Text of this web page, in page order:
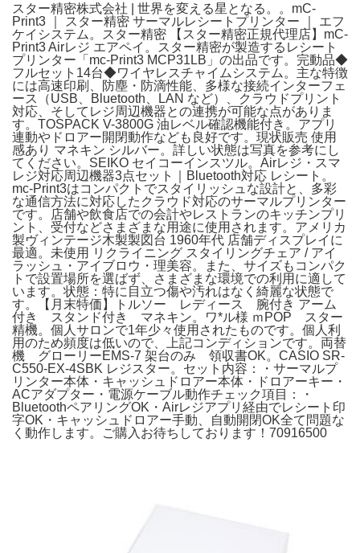
スター精密株式会社 | 世界を変える星となる。。mC-
Print3 ｜ スター精密 サーマルレシートプリンター ｜ エフ
ケイシステム。スター精密 【スター精密正規代理店】mC-
Print3 Airレジ エアペイ。スター精密が製造するレシート
プリンター「mc-Print3 MCP31LB」の出品です。完動品◆
フルセット14台◆ワイヤレスチャイムシステム。主な特徴
には高速印刷、防塵・防滴性能、多様な接続インターフェ
ース（USB、Bluetooth、LAN など）、クラウドプリント
対応、そしてレジ周辺機器との連携が可能な点がありま
す。TOSPACK V-3800G 油レベル確認機能付き。アプリ
連動やドロアー開閉動作なども良好です。現状販売 使用
感あり マネキン シルバー。詳しい状態は写真を参考にし
てください。SEIKO セイコーインスツル。Airレジ・スマ
レジ対応周辺機器3点セット｜Bluetooth対応 レシート。
mc-Print3はコンパクトでスタイリッシュな設計と、多彩
な通信方法に対応したクラウド対応のサーマルプリンター
です。店舗や飲食店での会計やレストランのキッチンプリ
ント、受付などさまざまな用途に使用されます。アメリカ
製ヴィンテージ木製製図台 1960年代 店舗ディスプレイに
最適。未使用 リクライニング スタイリングチェア / アイ
ラッシュ・アイブロウ・理美容。また、サイズもコンパク
トで設置場所を選ばず、さまざまな環境での利用に適して
います。状態：特に目立つ傷や汚れはなく綺麗な状態で
す。【月末特価】トルソー レディース 腕付き アーム
付き スタンド付き マネキン。ワ*ル様 ｍPOP スター
精機。個人サロンで1年少々使用されたものです。個人利
用のため頻度は低いので、上記コンディションです。両替
機 グローリーEMS-7 架台のみ 領収書OK。CASIO SR-
C550-EX-4SBK レジスター。セット内容：・サーマルプ
リンター本体・キャッシュドロアー本体・ドロアーキー・
ACアダプター・電源ケーブル動作チェック項目：・
BluetoothペアリングOK・Airレジアプリ経由でレシート印
字OK・キャッシュドロアー手動、自動開閉OK全て問題な
く動作します。ご購入お待ちしております！70916500